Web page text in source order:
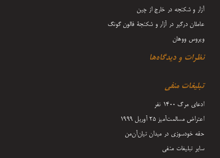
آزار و شکنجه در خارج از چین
عاملان درگیر در آزار و شکنجۀ فالون گونگ
ویروس ووهان
نظرات و دیدگاه‌ها
تبلیغات منفی
ادعای مرگ 1400 نفر
اعتراض مسالمت‌آمیز ۲۵ آوریل ۱۹۹۹
حقه خودسوزی در میدان تیان‌آن‌من
سایر تبلیغات منفی